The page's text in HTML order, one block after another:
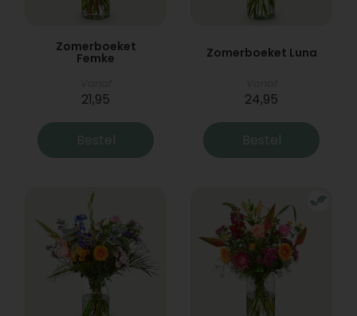
Zomerboeket
Femke
21,95
Bestel
Zomerboeket Luna
24,95
Bestel